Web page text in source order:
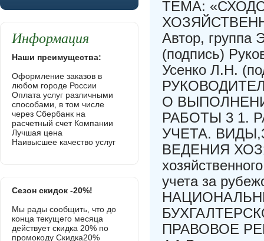
ТЕМА:
Автор, группа
(подпись)
Усенко Л.Н.
О
РАБОТЫ 3 1.
УЧЕТА.
ВЕДЕНИЯ
учета за
ПРАВОВОЕ
Информация
Наши преимущества:
Оформление заказов в
любом городе России
Оплата услуг различными
способами, в том числе
через Сбербанк на
расчетный счет Компании
Лучшая цена
Наивысшее качество услуг
Сезон скидок -20%!
Мы рады сообщить, что до
конца текущего месяца
действует скидка 20% по
промокоду Скидка20%